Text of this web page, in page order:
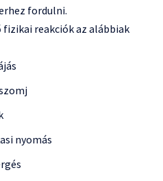
fordulni.
reakciók az alábbiak
nyomás